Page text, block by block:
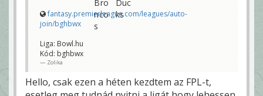
fantasy.premierleague.com/leagues/auto-
join/bghbwx
Liga: Bowl.hu
Kód: bghbwx
Zolika
Hello, csak ezen a héten kezdtem az FPL-t,